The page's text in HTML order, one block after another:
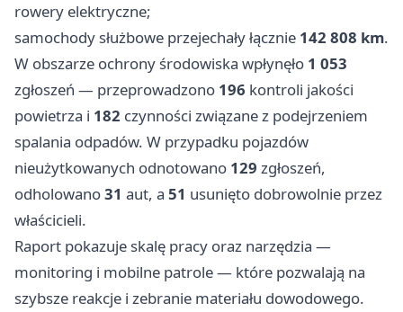
rowery elektryczne;
samochody służbowe przejechały łącznie 142 808 km.
W obszarze ochrony środowiska wpłynęło 1 053
zgłoszeń — przeprowadzono 196 kontroli jakości
powietrza i 182 czynności związane z podejrzeniem
spalania odpadów. W przypadku pojazdów
nieużytkowanych odnotowano 129 zgłoszeń,
odholowano31 aut, a 51 usunięto dobrowolnie przez
właścicieli.
Raport pokazuje skalę pracy oraz narzędzia —
monitoring i mobilne patrole — które pozwalają na
szybsze reakcje i zebranie materiału dowodowego.